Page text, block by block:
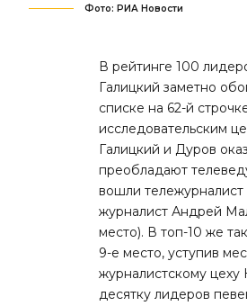
Фото: РИА Новости
В рейтинге 100
Галицкий заметно
списке на 62-й
исследовательским
Галицкий и Дуров
преобладают
вошли
журналист Андрей
место). В топ-10 же
9-е место, уступив
журналистскому цеху
десятку лидеров